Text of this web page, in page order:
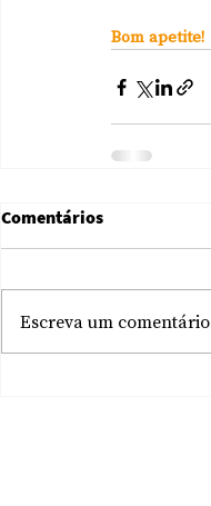
Bom apetite!
Comentários
Escreva um comentário